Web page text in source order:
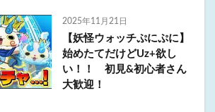
2025年11月21日
【妖怪ウォッチぷにぷに】
始めたてだけどUz+欲し
い！！ 初見&初心者さん
大歓迎！